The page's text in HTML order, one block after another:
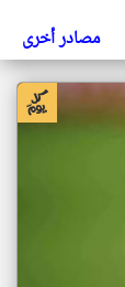
مصادر أخرى